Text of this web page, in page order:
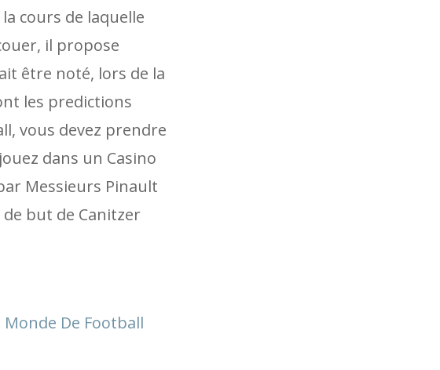
cours de laquelle
il propose
être noté, lors de la
les predictions
vous devez prendre
dans un Casino
Messieurs Pinault
but de Canitzer
De Football